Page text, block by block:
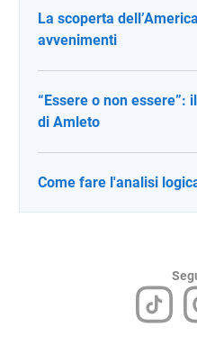
La scoperta
avvenimenti
“Essere o non essere”:
di Amleto
Come fare l'analisi